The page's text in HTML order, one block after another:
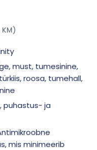
must, tumesinine,
roosa, tumehall,
puhastus- ja
mis minimeerib